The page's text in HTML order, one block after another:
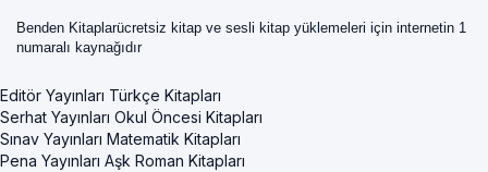
Benden Kitaplarücretsiz kitap ve sesli kitap yüklemeleri için internetin 1
numaralı kaynağıdır
Editör Yayınları Türkçe Kitapları
Serhat Yayınları Okul Öncesi Kitapları
Sınav Yayınları Matematik Kitapları
Pena Yayınları Aşk Roman Kitapları